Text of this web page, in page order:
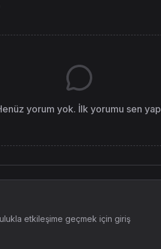
yorum yok. İlk yorumu sen
etkileşime geçmek için giriş